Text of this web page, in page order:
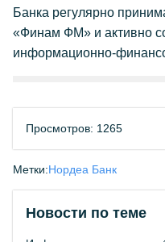
Банка регулярно
«Финам ФМ» и активно
информационно-
Просмотров: 1265
Метки:Нордеа Банк
Новости по теме